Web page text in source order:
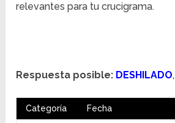
relevantes para tu crucigrama.
Respuesta posible: DESHILADO,
Categoría Fecha